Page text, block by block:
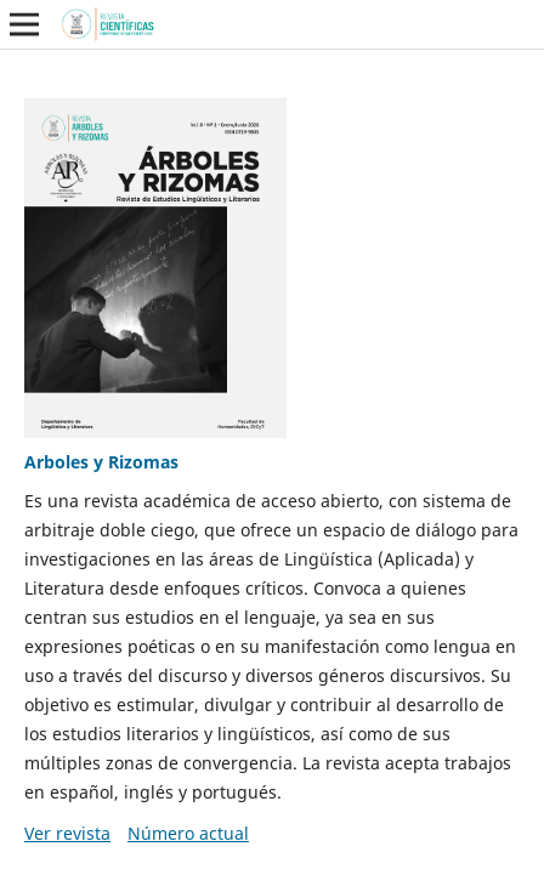
Arboles y Rizomas
Es una revista académica de acceso abierto, con sistema de
arbitraje doble ciego, que ofrece un espacio de diálogo para
investigaciones en las áreas de Lingüística (Aplicada) y
Literatura desde enfoques críticos. Convoca a quienes
centran sus estudios en el lenguaje, ya sea en sus
expresiones poéticas o en su manifestación como lengua en
uso a través del discurso y diversos géneros discursivos. Su
objetivo es estimular, divulgar y contribuir al desarrollo de
los estudios literarios y lingüísticos, así como de sus
múltiples zonas de convergencia. La revista acepta trabajos
en español, inglés y portugués.
Ver revista
Número actual